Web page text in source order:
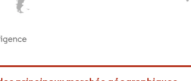
attribution sous CC BY 4.0.